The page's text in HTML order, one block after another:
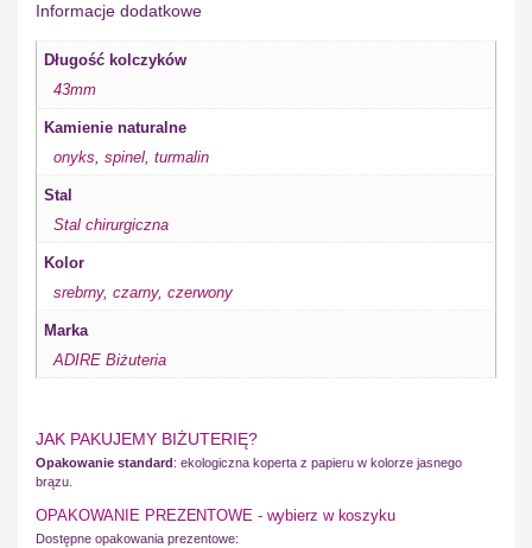
Informacje dodatkowe
Długość kolczyków
43mm
Kamienie naturalne
onyks spinel, turmalin
Stal
Stal chirurgiczna
Kolor
srebrny, czarny, czerwony
Marka
ADIRE Biżuteria
JAK PAKUJEMY BIŻUTERIĘ?
Opakowanie standard: ekologiczna koperta z papieru w kolorze jasnego
brązu.
OPAKOWANIE PREZENTOWE - wybierz w koszyku
Dostępne opakowania prezentowe: